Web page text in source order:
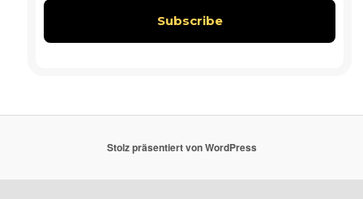
Stolz präsentiert von WordPress